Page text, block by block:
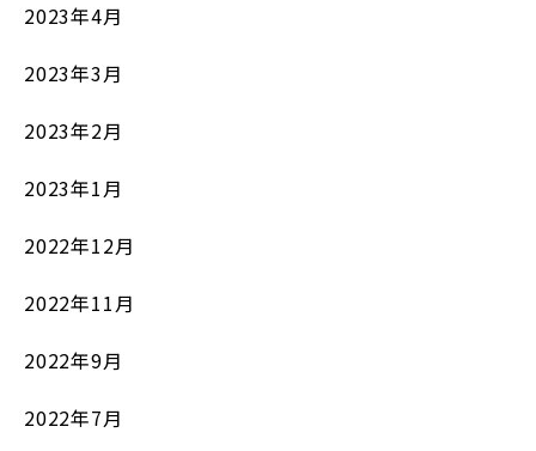
2023年4月
2023年3月
2023年2月
2023年1月
2022年12月
2022年11月
2022年9月
2022年7月